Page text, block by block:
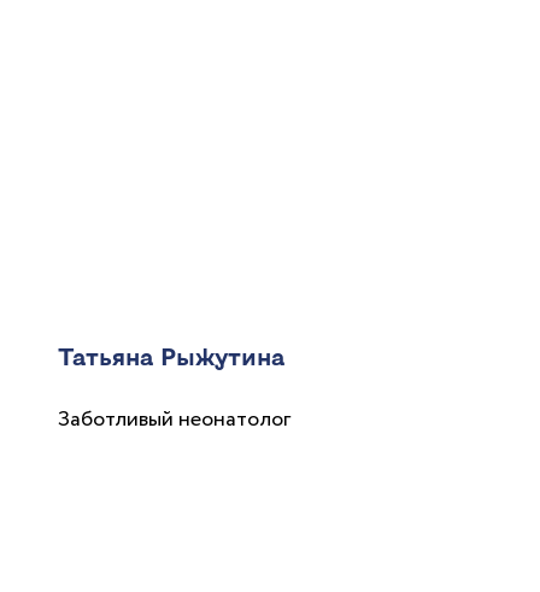
Татьяна Рыжутина
Заботливый неонатолог